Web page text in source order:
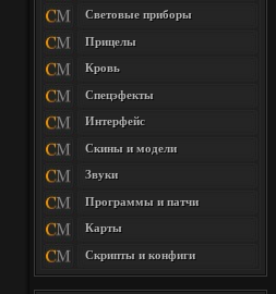
Световые приборы
Прицелы
Кровь
Спецэфекты
Интерфейс
Скины и модели
Звуки
Программы и патчи
Карты
Скрипты и конфиги